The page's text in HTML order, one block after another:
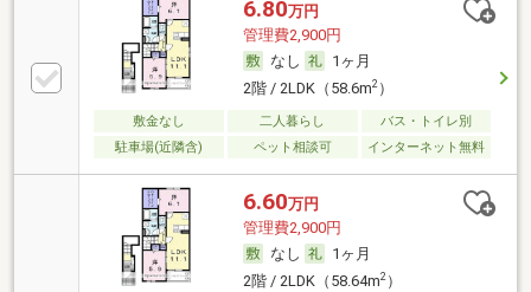
6.80万円
管理費2,900円
なし
1ヶ月
2階 / 2LDK（58.6m2）
敷金なし 二人暮らし
バス・トイレ別
駐車場(近隣含)
ペット相談可 インターネット無料
6.60万円
管理費2,900円
なし
1ヶ月
2階 / 2LDK（58.64m2）